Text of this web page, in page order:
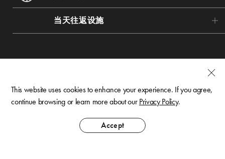
This website uses cookies to enhance your experience. If you agree,
continue browsing or learn more about ourPrivacy Policy.
Accept
虹夕诺雅 竹富岛
虹夕诺雅 巴厘岛
界 箱根
界 仙石原
界 远州
界 阿尔卑斯
界 松本
RISONARE 大阪
RISONARE 下关
RISONARE 关岛
OMO5 东京大塚
OMO3 东京赤坂
OMO5 横滨马车道
OMO7 横滨
OMO5 金泽片町
BEB5 门司港
Tomamu The Tower
Karuizawa Hotel Bleston Court
The Surfjack Hotel & Swim Club
当天往返设施
星野TOMAMU度假村
谷川岳 Joch
Mt.T
荞麦割烹 SAI
© Hoshino Resorts Inc. All Rights Reserved.